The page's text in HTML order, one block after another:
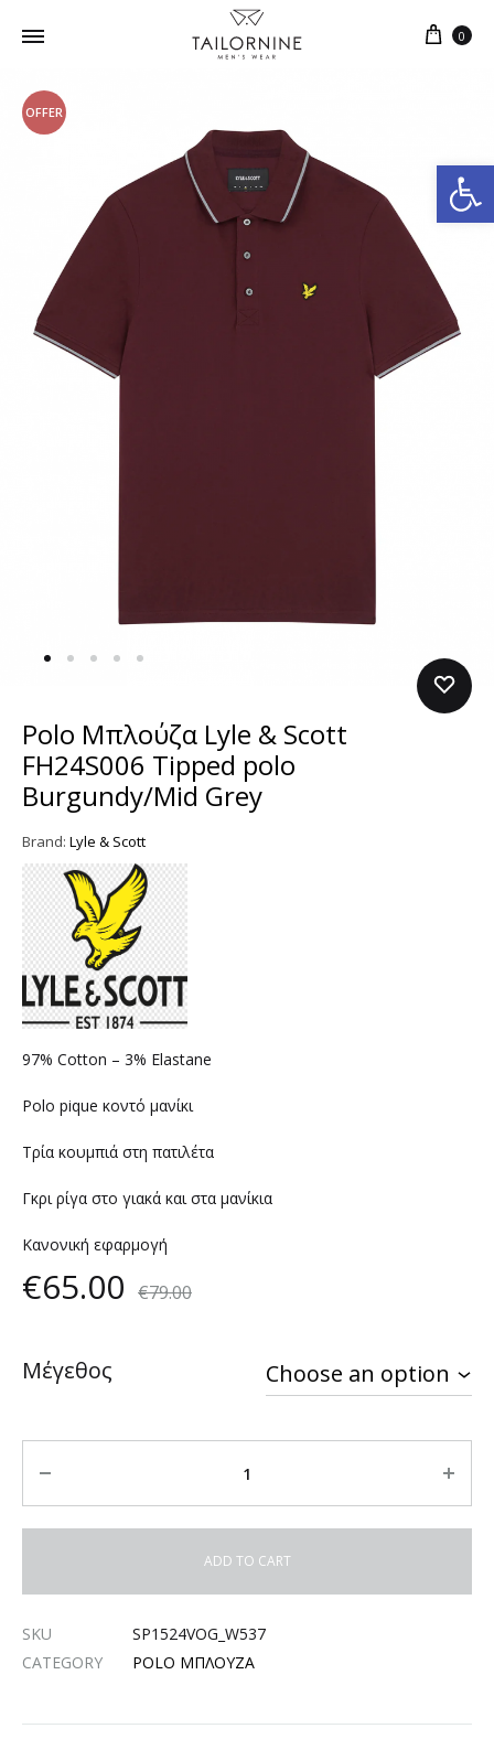
Ανοίξτε τη γραμμή εργαλείων
0
OFFER
Polo Μπλούζα Lyle & Scott
FH24S006 Tipped polo
Burgundy/Mid Grey
Brand: Lyle & Scott
97% Cotton – 3% Elastane
Polo pique κοντό μανίκι
Τρία κουμπιά στη πατιλέτα
Γκρι ρίγα στο γιακά και στα μανίκια
Κανονική εφαρμογή
€65.00 €79.00
Μέγεθος
ADD TO CART
SKU
SP1524VOG_W537
CATEGORY
POLO ΜΠΛΟΥΖΑ